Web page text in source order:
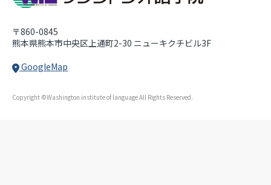
〒860-0845
熊本県熊本市中央区上通町2-30 ニューキクチビル3F
GoogleMap
Copyright ©Washington institute of language All Rights Reserved.